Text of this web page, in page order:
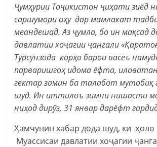
Ҷумҳурии Тоҷикистон ҷиҳати зиёд
саршумори оҳу дар мамлакат
меандешад. Аз ҷумла, бо ин мақсад
давлатии хоҷагии ҷангали «Қарато
Турсунзода корҳо барои васеъ
парваришгоҳидома ёфта,
гектар замин ба талабот мутобиқ
шуд. Ин иттилоъ зимни нишасти
ниҳод дирўз, 31 январ дарёфт
Ҳамчунин хабар дода шуд, ки
Муассисаи давлатии хоҷагии